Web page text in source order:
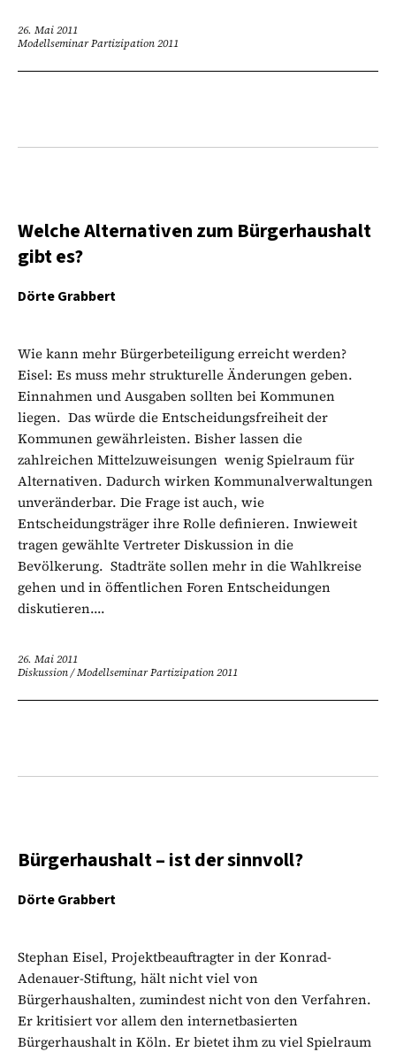
26. Mai 2011
Modellseminar Partizipation 2011
Welche Alternativen zum Bürgerhaushalt
gibt es?
Dörte Grabbert
Wie kann mehr Bürgerbeteiligung erreicht werden?
Eisel: Es muss mehr strukturelle Änderungen geben.
Einnahmen und Ausgaben sollten bei Kommunen
liegen. Das würde die Entscheidungsfreiheit der
Kommunen gewährleisten. Bisher lassen die
zahlreichen Mittelzuweisungen wenig Spielraum für
Alternativen. Dadurch wirken Kommunalverwaltungen
unveränderbar. Die Frage ist auch, wie
Entscheidungsträger ihre Rolle definieren. Inwieweit
tragen gewählte Vertreter Diskussion in die
Bevölkerung. Stadträte sollen mehr in die Wahlkreise
gehen und in öffentlichen Foren Entscheidungen
diskutieren....
26. Mai 2011
Diskussion/Modellseminar Partizipation 2011
Bürgerhaushalt – ist der sinnvoll?
Dörte Grabbert
Stephan Eisel, Projektbeauftragter in der Konrad-
Adenauer-Stiftung, hält nicht viel von
Bürgerhaushalten, zumindest nicht von den Verfahren.
Er kritisiert vor allem den internetbasierten
Bürgerhaushalt in Köln. Er bietet ihm zu viel Spielraum